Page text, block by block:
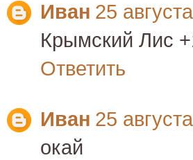
Иван 25
Крымский Лис
Ответить
Иван 25
окай